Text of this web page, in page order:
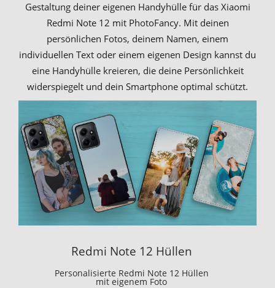
Gestaltung deiner eigenen Handyhülle für das Xiaomi
Redmi Note 12 mit PhotoFancy. Mit deinen
persönlichen Fotos, deinem Namen, einem
individuellen Text oder einem eigenen Design kannst du
eine Handyhülle kreieren, die deine Persönlichkeit
widerspiegelt und dein Smartphone optimal schützt.
Redmi Note 12 Hüllen
Personalisierte Redmi Note 12 Hüllen
mit eigenem Foto